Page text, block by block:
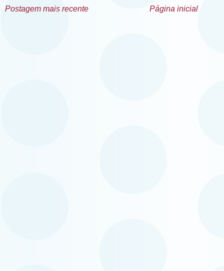
Postagem mais recente Página inicial